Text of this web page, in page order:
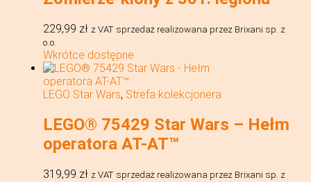
229,99 zł z VAT sprzedaż realizowana przez Brixani sp. z
o.o.
Wkrótce dostępne
LEGO Star Wars, Strefa kolekcjonera
LEGO® 75429 Star Wars – Hełm
operatora AT-AT™
319,99 zł z VAT sprzedaż realizowana przez Brixani sp. z